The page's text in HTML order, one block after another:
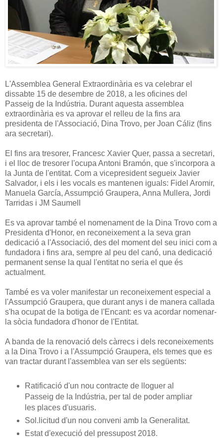
L'Assemblea General Extraordinària es va celebrar el
dissabte 15 de desembre de 2018, a les oficines del
Passeig de la Indústria. Durant aquesta assemblea
extraordinària es va aprovar el relleu de la fins ara
presidenta de l'Associació, Dina Trovo, per Joan Cáliz (fins
ara secretari).
El fins ara tresorer, Francesc Xavier Quer, passa a secretari,
i el lloc de tresorer l'ocupa Antoni Bramón, que s'incorpora a
la Junta de l'entitat. Com a vicepresident segueix Javier
Salvador, i els i les vocals es mantenen iguals: Fidel Aromir,
Manuela García, Assumpció Graupera, Anna Mullera, Jordi
Tarridas i JM Saumell
Es va aprovar també el nomenament de la Dina Trovo com a
Presidenta d'Honor, en reconeixement a la seva gran
dedicació a l'Associació, des del moment del seu inici com a
fundadora i fins ara, sempre al peu del canó, una dedicació
permanent sense la qual l'entitat no seria el que és
actualment.
També es va voler manifestar un reconeixement especial a
l'Assumpció Graupera, que durant anys i de manera callada
s'ha ocupat de la botiga de l'Encant: es va acordar nomenar-
la sòcia fundadora d'honor de l'Entitat.
A banda de la renovació dels càrrecs i dels reconeixements
a la Dina Trovo i a l'Assumpció Graupera, els temes que es
van tractar durant l'assemblea van ser els següents:
Ratificació d'un nou contracte de lloguer al
Passeig de la Indústria, per tal de poder ampliar
les places d'usuaris.
Sol.licitud d'un nou conveni amb la Generalitat.
Estat d'execució del pressupost 2018.